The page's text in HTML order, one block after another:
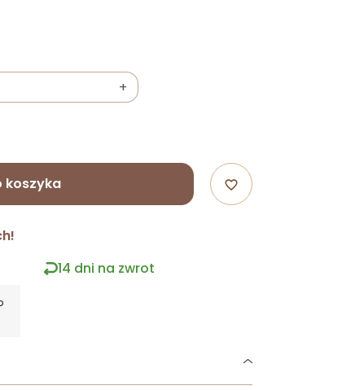
+
koszyka favorite_border
14 dni na zwrot